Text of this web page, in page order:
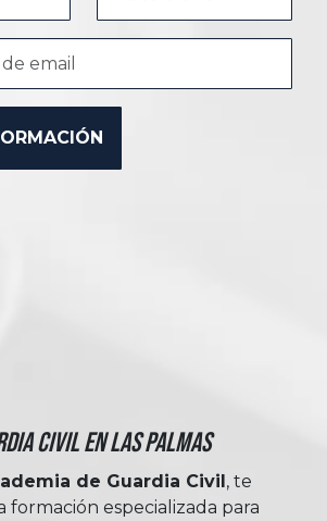
Civil en Las Palmas
de Guardia Civil , te
formación especializada para